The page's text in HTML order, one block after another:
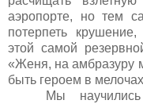
аэропорте, но тем
потерпеть
этой самой
«Женя, на амбразуру
быть героем в
Мы